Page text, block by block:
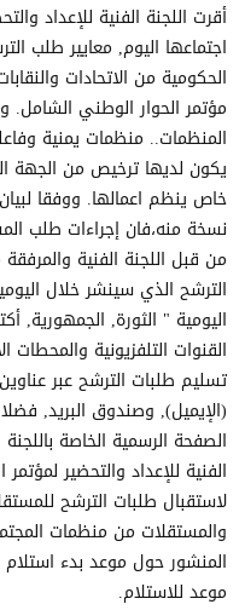
أقرت اللجنة الفنية للإعداد
اجتماعها اليوم, معايير طلب
الحكومية من الاتحادات
مؤتمر الحوار الوطني الشامل.
المنظمات.. منظمات يمنية
يكون لديها ترخيص من الجهة
خاص ينظم اعمالها. ووفقا
نسخة منه،فان إجراءات طلب
من قبل اللجنة الفنية
الترشح الذي سينشر خلال
اليومية " الثورة, الجمهورية,
القنوات التلفزيونية
تسليم طلبات الترشح عبر
(الإيميل), وصندوق البريد,
الصفحة الرسمية الخاصة
الفنية للإعداد والتحضير
لاستقبال طلبات الترشح
والمستقلات من منظمات
المنشور حول موعد بدء
موعد للاستلام.